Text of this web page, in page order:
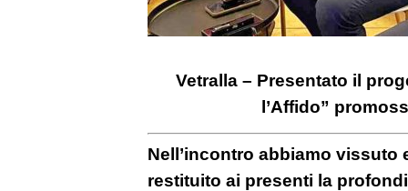
Vetralla – Presentato il
l’Affido”
Nell’incontro abbiamo
restituito ai presenti la